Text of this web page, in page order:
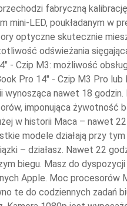
fabryczną
mini-LED, poukładanym w
optyczne skutecznie
odświeżania
- Czip M3: możliwość
Pro 14" - Czip M3 Pro
wynosząca nawet 18
imponująca żywotność
w historii Maca – nawet
modele działają przy
– działasz. Nawet 22
biegu. Masz do
Apple. Moc procesorów
te do codziennych zadań